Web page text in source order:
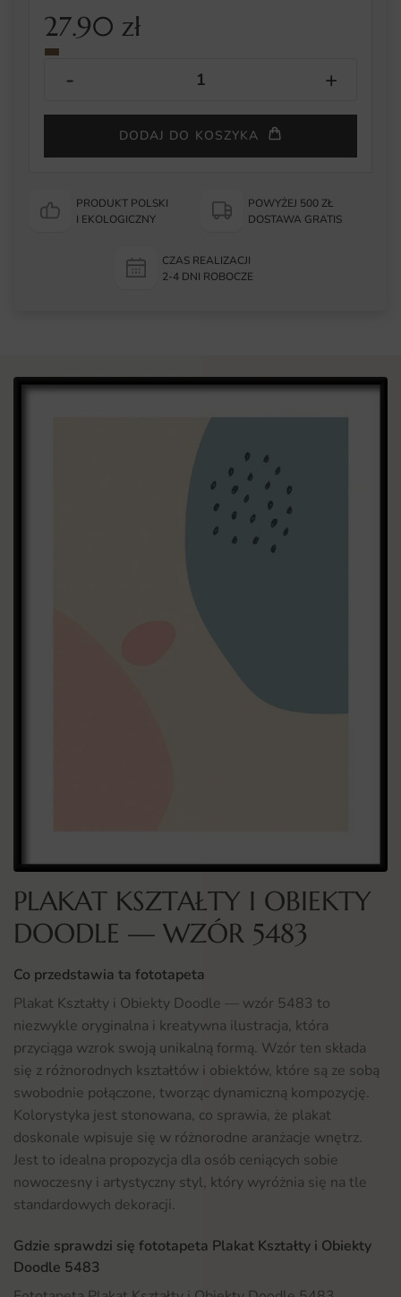
27.90 zł
DODAJ DO KOSZYKA
PRODUKT POLSKI
I EKOLOGICZNY
POWYŻEJ 500 ZŁ
DOSTAWA GRATIS
CZAS REALIZACJI
2-4 DNI ROBOCZE
PLAKAT KSZTAŁTY I OBIEKTY
DOODLE — WZÓR 5483
Co przedstawia ta fototapeta
Plakat Kształty i Obiekty Doodle — wzór 5483 to
niezwykle oryginalna i kreatywna ilustracja, która
przyciąga wzrok swoją unikalną formą. Wzór ten składa
się z różnorodnych kształtów i obiektów, które są ze sobą
swobodnie połączone, tworząc dynamiczną kompozycję.
Kolorystyka jest stonowana, co sprawia, że plakat
doskonale wpisuje się w różnorodne aranżacje wnętrz.
Jest to idealna propozycja dla osób ceniących sobie
nowoczesny i artystyczny styl, który wyróżnia się na tle
standardowych dekoracji.
Gdzie sprawdzi się fototapeta Plakat Kształty i Obiekty
Doodle 5483